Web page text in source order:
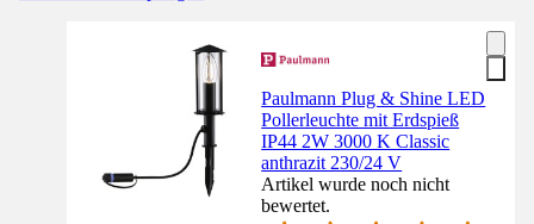
Paulmann Plug & Shine LED
Pollerleuchte mit Erdspieß
IP44 2W 3000 K Classic
anthrazit 230/24 V
Artikel wurde noch nicht
bewertet.